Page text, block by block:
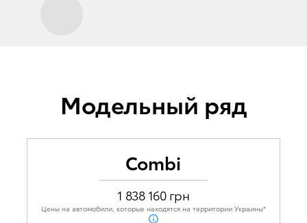
Модельный ряд
Combi
1 838 160 грн
Цены на автомобили, которые находятся на территории Украины*